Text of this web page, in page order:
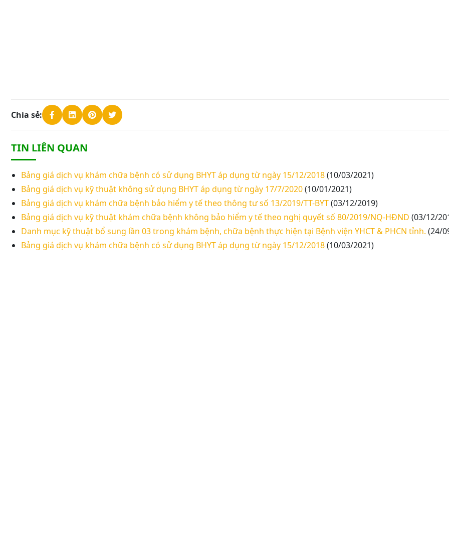
Chia sẻ:
TIN LIÊN QUAN
Bảng giá dịch vụ khám chữa bệnh có sử dụng BHYT áp dụng từ ngày 15/12/2018(10/03/2021)
Bảng giá dịch vụ kỹ thuật không sử dụng BHYT áp dụng từ ngày 17/7/2020(10/01/2021)
Bảng giá dịch vụ khám chữa bệnh bảo hiểm y tế theo thông tư số 13/2019/TT-BYT(03/12/2019)
Bảng giá dịch vụ kỹ thuật khám chữa bệnh không bảo hiểm y tế theo nghị quyết số 80/2019/NQ-HĐND (03/12/
Danh mục kỹ thuật bổ sung lần 03 trong khám bệnh, chữa bệnh thực hiện tại Bệnh viện YHCT & PHCN tỉnh. (24/
Bảng giá dịch vụ khám chữa bệnh có sử dụng BHYT áp dụng từ ngày 15/12/2018(10/03/2021)